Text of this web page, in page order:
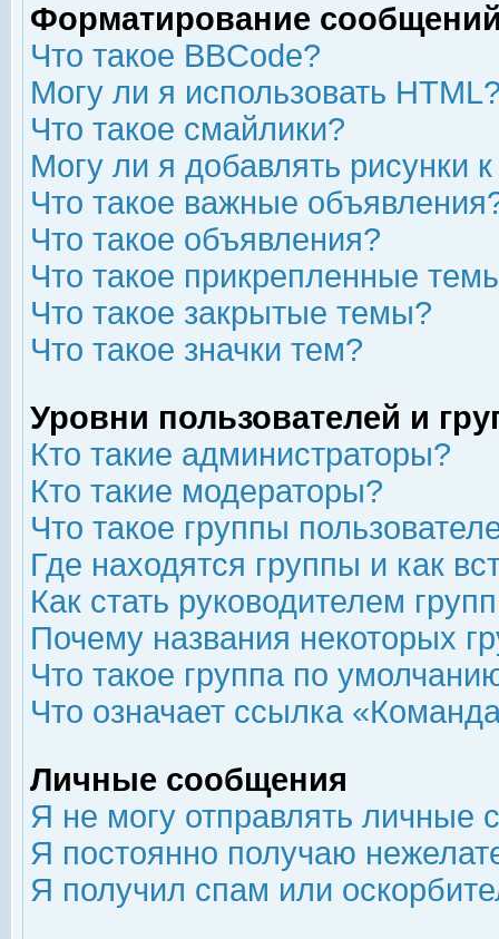
Форматирование
Что такое BBCode?
Могу ли я использовать
Что такое смайлики?
Могу ли я добавлять рисунки
Что такое важные
Что такое объявления?
Что такое прикрепленные
Что такое закрытые темы?
Что такое значки тем?
Уровни пользователей и
Кто такие администраторы?
Кто такие модераторы?
Что такое группы
Где находятся группы и как
Как стать руководителем
Почему названия некоторых
Что такое группа по
Что означает ссылка
Личные сообщения
Я не могу отправлять личные
Я постоянно получаю
Я получил спам или